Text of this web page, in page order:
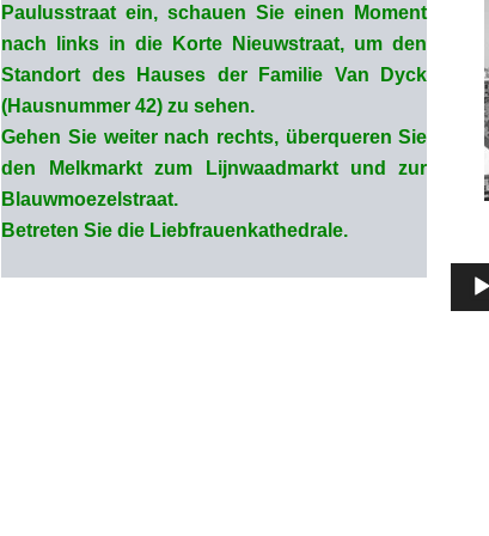
Paulusstraat ein, schauen Sie einen Moment
nach links in die Korte Nieuwstraat, um den
Standort des Hauses der Familie Van Dyck
(Hausnummer 42) zu sehen.
Gehen Sie weiter nach rechts, überqueren Sie
den Melkmarkt zum Lijnwaadmarkt und zur
Blauwmoezelstraat.
Betreten Sie die Liebfrauenkathedrale.